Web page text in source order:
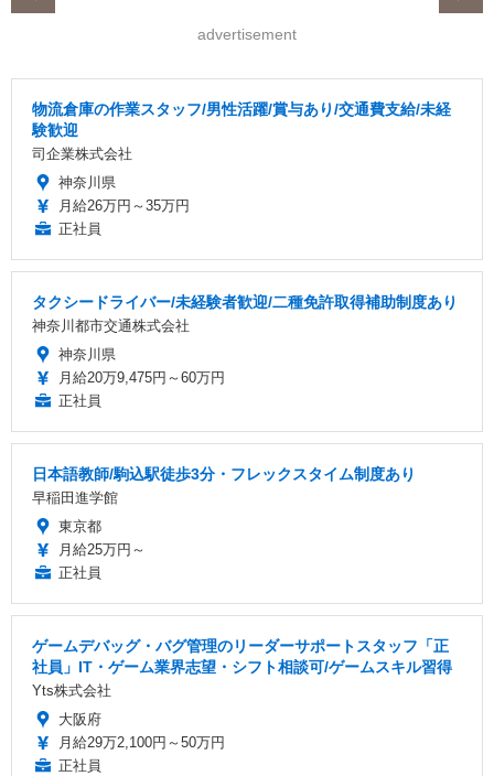
advertisement
物流倉庫の作業スタッフ/男性活躍/賞与あり/交通費支給/未経
験歓迎
司企業株式会社
神奈川県
月給26万円～35万円
正社員
タクシードライバー/未経験者歓迎/二種免許取得補助制度あり
神奈川都市交通株式会社
神奈川県
月給20万9,475円～60万円
正社員
日本語教師/駒込駅徒歩3分・フレックスタイム制度あり
早稲田進学館
東京都
月給25万円～
正社員
ゲームデバッグ・バグ管理のリーダーサポートスタッフ「正
社員」IT・ゲーム業界志望・シフト相談可/ゲームスキル習得
Yts株式会社
大阪府
月給29万2,100円～50万円
正社員